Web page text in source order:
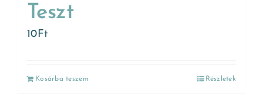
Teszt
10Ft
Kosárba teszem Részletek